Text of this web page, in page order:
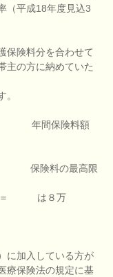
（平成18年度見込3
保険料分を合わせて
主の方に納めていた
。
保険料額
料の最高限
は８万
に加入している方が
療保険法の規定に基